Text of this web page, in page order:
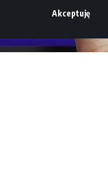
Akceptuję